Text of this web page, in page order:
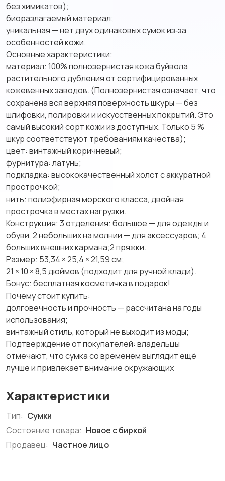
без химикатов);
биоразлагаемый материал;
уникальная — нет двух одинаковых сумок из‑за
особенностей кожи.
Основные характеристики:
материал: 100% полнозернистая кожа буйвола
растительного дубления от сертифицированных
кожевенных заводов. (Полнозернистая означает, что
сохранена вся верхняя поверхность шкуры — без
шлифовки, полировки и искусственных покрытий. Это
самый высокий сорт кожи из доступных. Только 5 %
шкур соответствуют требованиям качества);
цвет: винтажный коричневый;
фурнитура: латунь;
подкладка: высококачественный холст с аккуратной
прострочкой;
нить: полиэфирная морского класса, двойная
прострочка в местах нагрузки.
Конструкция: 3 отделения: большое — для одежды и
обуви, 2 небольших на молнии — для аксессуаров; 4
больших внешних кармана;2 пряжки.
Размер: 53,34 × 25,4 × 21,59 см;
21 × 10 × 8,5 дюймов (подходит для ручной клади).
Бонус: бесплатная косметичка в подарок!
Почему стоит купить:
долговечность и прочность — рассчитана на годы
использования;
винтажный стиль, который не выходит из моды;
Подтверждение от покупателей: владельцы
отмечают, что сумка со временем выглядит ещё
лучше и привлекает внимание окружающих
Характеристики
Тип: Сумки
Состояние товара: Новое с биркой
Продавец: Частное лицо